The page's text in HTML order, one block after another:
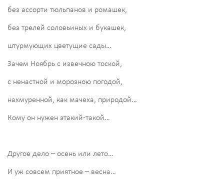
без ассорти тюльпанов и ромашек,
без трелей соловьиных и букашек,
штурмующих цветущие сады…
Зачем Ноябрь с извечною тоской,
с ненастной и морозною погодой,
нахмуренной, как мачеха, природой…
Кому он нужен этакий-такой…
Другое дело – осень или лето…
И уж совсем приятное – весна…